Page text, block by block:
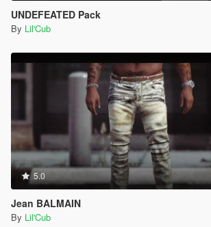
UNDEFEATED Pack
By Lil'Cub
5.0
Jean BALMAIN
By Lil'Cub